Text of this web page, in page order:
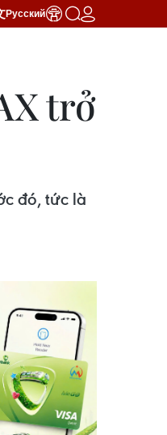
Русский
trở
đó, tức là